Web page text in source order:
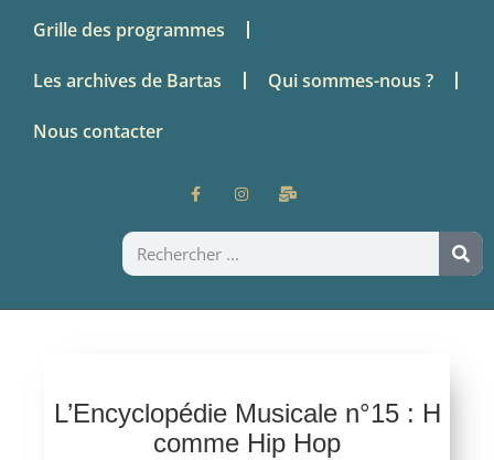
Grille des programmes
Les archives de Bartas Qui sommes-nous ?
Nous contacter
L’Encyclopédie Musicale n°15 : H
comme Hip Hop